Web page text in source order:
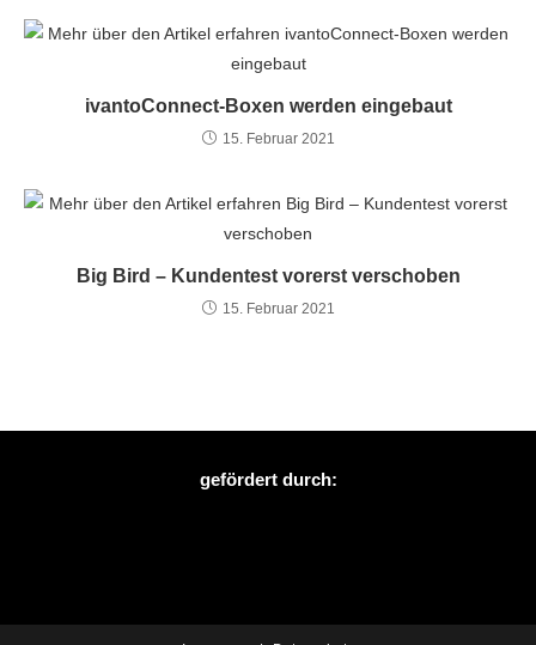
ivantoConnect-Boxen werden eingebaut
15. Februar 2021
Big Bird – Kundentest vorerst verschoben
15. Februar 2021
gefördert durch: